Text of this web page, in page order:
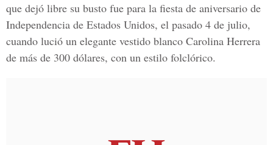
que dejó libre su busto fue para la fiesta de aniversario de
Independencia de Estados Unidos, el pasado 4 de julio,
cuando lució un elegante vestido blanco Carolina Herrera
de más de 300 dólares, con un estilo folclórico.